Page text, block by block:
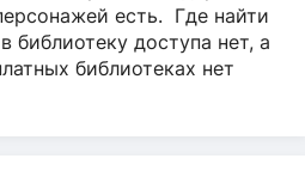
есть. Где найти
библиотеку доступа нет, а
библиотеках нет